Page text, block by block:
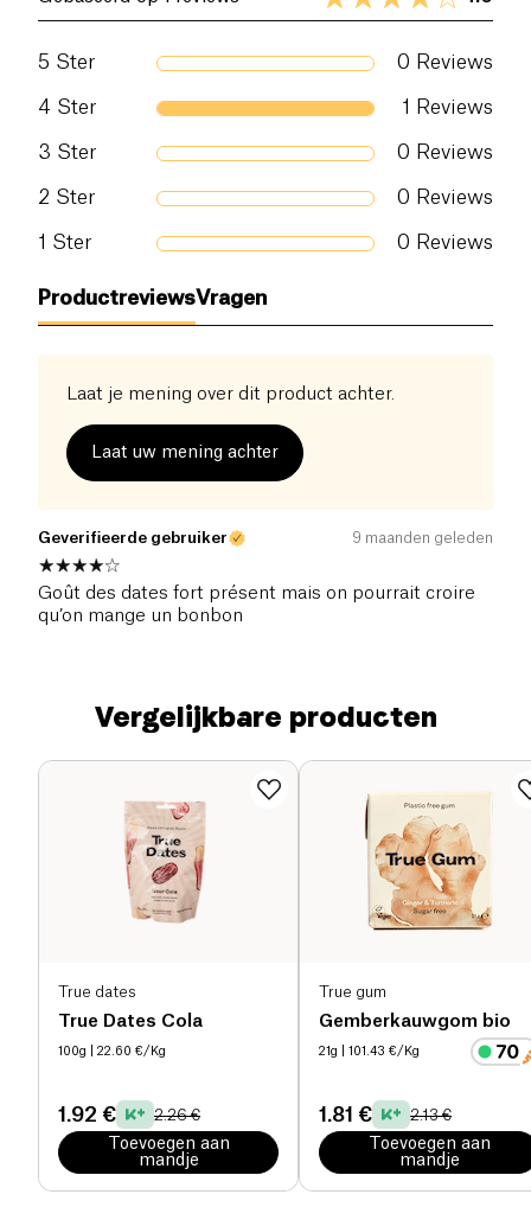
5 Ster 0 Reviews
4 Ster 1 Reviews
3 Ster 0 Reviews
2 Ster 0 Reviews
1 Ster 0 Reviews
ProductreviewsVragen
Laat je mening over dit product achter.
Laat uw mening achter
Geverifieerde gebruiker 9 maanden geleden
Goût des dates fort présent mais on pourrait croire
qu’on mange un bonbon
Vergelijkbare producten
True dates
True Dates Cola
100g | 22.60 €/Kg
1.92 € 2.26 €
Toevoegen aan
mandje
True gum
Gemberkauwgom bio
21g | 101.43 €/Kg
1.81 € 2.13 €
Toevoegen aan
mandje